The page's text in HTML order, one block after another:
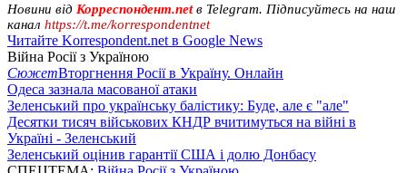
Новини від Корреспондент.netв Telegram. Підписуйтесь на наш
канал https://t.me/korrespondentnet
Читайте Korrespondent.net в Google News
Війна Росії з Україною
СюжетВторгнення Росії в Україну. Онлайн
Одеса зазнала масованої атаки
Зеленський про українську балістику: Буде, але є "але"
Десятки тисяч військових КНДР вчитимуться на війні в
Україні - Зеленський
Зеленський оцінив гарантії США і долю Донбасу